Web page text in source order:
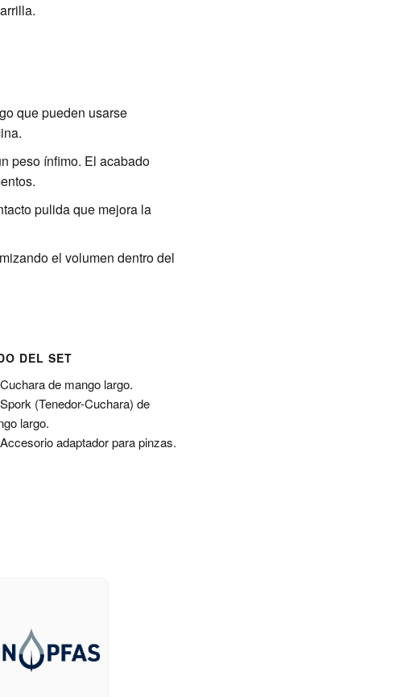
que pueden usarse
peso ínfimo. El acabado
pulida que mejora la
el volumen dentro del
DEL SET
de mango largo.
(Tenedor-Cuchara) de
largo.
adaptador para pinzas.